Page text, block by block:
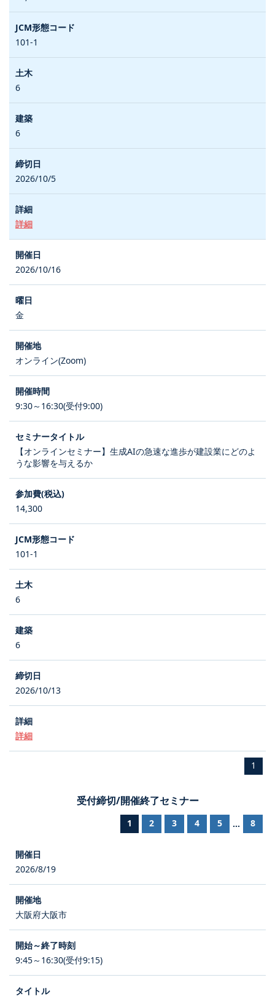
101-1
6
6
2026/10/5
詳細
2026/10/16
金
オンライン(Zoom)
9:30～16:30(受付9:00)
【オンラインセミナー】生成AIの急速な進歩が建設業にどのよ
うな影響を与えるか
14,300
101-1
6
6
2026/10/13
詳細
1
受付締切/開催終了セミナー
1 2 3 4 5 ... 8
2026/8/19
大阪府大阪市
9:45～16:30(受付9:15)